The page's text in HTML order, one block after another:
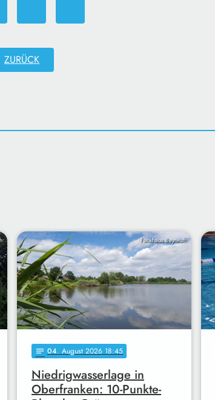
ZURÜCK
Funkhaus Bayreuth
notes 04. August 2026 18:45
Niedrigwasserlage in
Oberfranken: 10-Punkte-